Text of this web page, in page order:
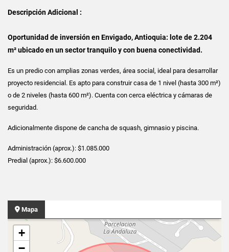
Descripción Adicional :
Oportunidad de inversión en Envigado, Antioquia: lote de 2.204
m² ubicado en un sector tranquilo y con buena conectividad.
Es un predio con amplias zonas verdes, área social, ideal para desarrollar
proyecto residencial. Es apto para construir casa de 1 nivel (hasta 300 m²)
o de 2 niveles (hasta 600 m²). Cuenta con cerca eléctrica y cámaras de
seguridad.
Adicionalmente dispone de cancha de squash, gimnasio y piscina.
Administración (aprox.): $1.085.000
Predial (aprox.): $6.600.000
Mapa
+
−